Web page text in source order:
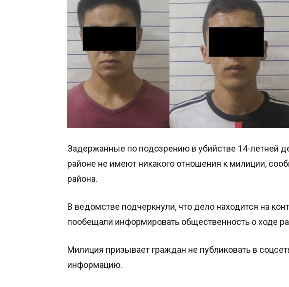
Задержанные по подозрению в убийстве 14-летней
районе не имеют никакого отношения к милиции,
района.
В ведомстве подчеркнули, что дело находится на
пообещали информировать общественность о ходе
Милиция призывает граждан не публиковать в
информацию.